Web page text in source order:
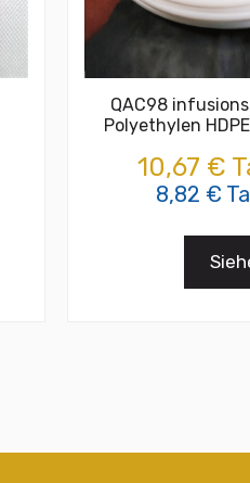
QAC98
Polyethylen
10,67 €
8,82 €